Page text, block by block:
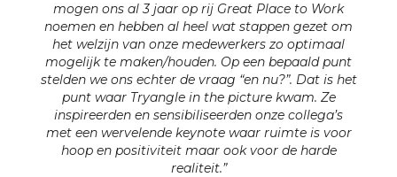
mogen ons al 3 jaar op rij Great Place to Work
noemen en hebben al heel wat stappen gezet om
het welzijn van onze medewerkers zo optimaal
mogelijk te maken/houden. Op een bepaald punt
stelden we ons echter de vraag “en nu?”. Dat is het
punt waar Tryangle in the picture kwam. Ze
inspireerden en sensibiliseerden onze collega’s
met een wervelende keynote waar ruimte is voor
hoop en positiviteit maar ook voor de harde
realiteit.”